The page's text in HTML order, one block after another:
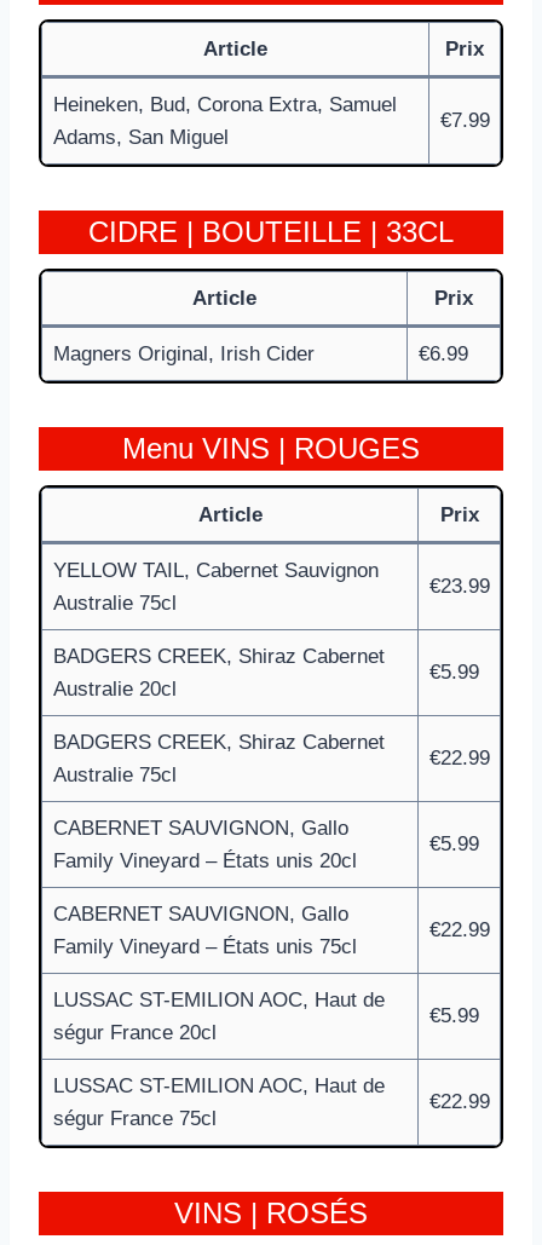
Article Prix
Heineken, Bud, Corona Extra, Samuel
Adams, San Miguel
€7.99
CIDRE | BOUTEILLE | 33CL
Article Prix
Magners Original, Irish Cider €6.99
Menu VINS | ROUGES
Article Prix
YELLOW TAIL, Cabernet Sauvignon
Australie 75cl
€23.99
BADGERS CREEK, Shiraz Cabernet
Australie 20cl
€5.99
BADGERS CREEK, Shiraz Cabernet
Australie 75cl
€22.99
CABERNET SAUVIGNON, Gallo
Family Vineyard – États unis 20cl
€5.99
CABERNET SAUVIGNON, Gallo
Family Vineyard – États unis 75cl
€22.99
LUSSAC ST-EMILION AOC, Haut de
ségur France 20cl
€5.99
LUSSAC ST-EMILION AOC, Haut de
ségur France 75cl
€22.99
VINS | ROSÉS